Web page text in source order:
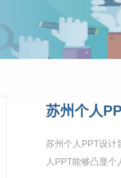
苏州个人
苏州个人PPT设计
人PPT能够凸显